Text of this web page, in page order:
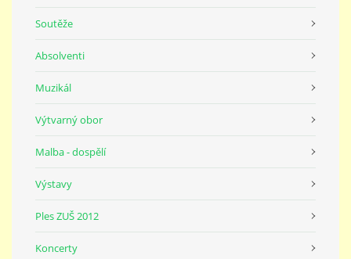
Soutěže
Absolventi
Muzikál
Výtvarný obor
Malba - dospělí
Výstavy
Ples ZUŠ 2012
Koncerty